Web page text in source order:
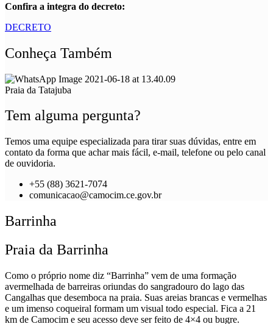
Confira a integra do decreto:
DECRETO
Conheça Também
Praia da Tatajuba
Tem alguma pergunta?
Temos uma equipe especializada para tirar suas dúvidas, entre em
contato da forma que achar mais fácil, e-mail, telefone ou pelo canal
de ouvidoria.
+55 (88) 3621-7074
comunicacao@camocim.ce.gov.br
Barrinha
Praia da Barrinha
Como o próprio nome diz “Barrinha” vem de uma formação
avermelhada de barreiras oriundas do sangradouro do lago das
Cangalhas que desemboca na praia. Suas areias brancas e vermelhas
e um imenso coqueiral formam um visual todo especial. Fica a 21
km de Camocim e seu acesso deve ser feito de 4×4 ou bugre.